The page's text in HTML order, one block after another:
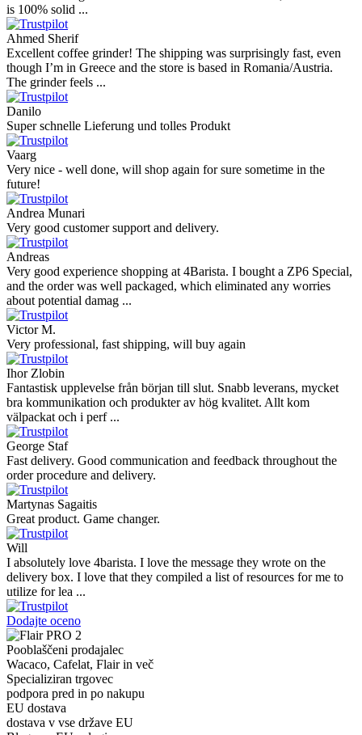
Mihaylovich
perfect all product,company,delivery, thanks recomended
Nerijus
Excellent store! Friendly and professional communication, fast
shipping, and the item arrived well packaged. The whole purchasing
experience was smoot ...
Richard Möckel
Super Support! Bestellvorgang hat super funktioniert. Ich einen
Feuer bei der Bestellung gemacht, welcher sofort korrigiert wurde.
Der Support ist w ...
Hanna
Def recommend! Even with the trust pilot results, I'm always a bit
scared ordering from websites I did not hear of before, but this one
is 100% solid ...
Ahmed Sherif
Excellent coffee grinder! The shipping was surprisingly fast, even
though I’m in Greece and the store is based in Romania/Austria.
The grinder feels ...
Danilo
Super schnelle Lieferung und tolles Produkt
Vaarg
Very nice - well done, will shop again for sure sometime in the
future!
Andrea Munari
Very good customer support and delivery.
Andreas
Very good experience shopping at 4Barista. I bought a ZP6 Special,
and the order was well packaged, which eliminated any worries
about potential damag ...
Victor M.
Very professional, fast shipping, will buy again
Ihor Zlobin
Fantastisk upplevelse från början till slut. Snabb leverans, mycket
bra kommunikation och produkter av hög kvalitet. Allt kom
välpackat och i perf ...
George Staf
Fast delivery. Good communication and feedback throughout the
order procedure and delivery.